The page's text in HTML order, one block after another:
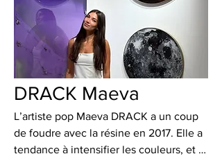
DRACK Maeva
L’artiste pop Maeva DRACK a un coup
de foudre avec la résine en 2017. Elle a
tendance à intensifier les couleurs, et à